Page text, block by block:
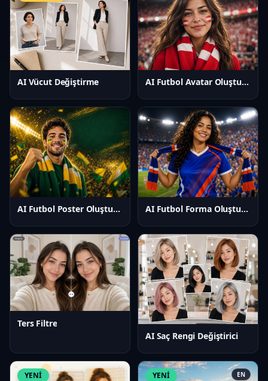
AI Vücut Değiştirme AI Futbol Avatar Oluşturucu
AI Futbol Poster Oluşturucu AI Futbol Forma Oluşturucu
Ters Filtre
AI Saç Rengi Değiştirici
YENİ YENİ EN